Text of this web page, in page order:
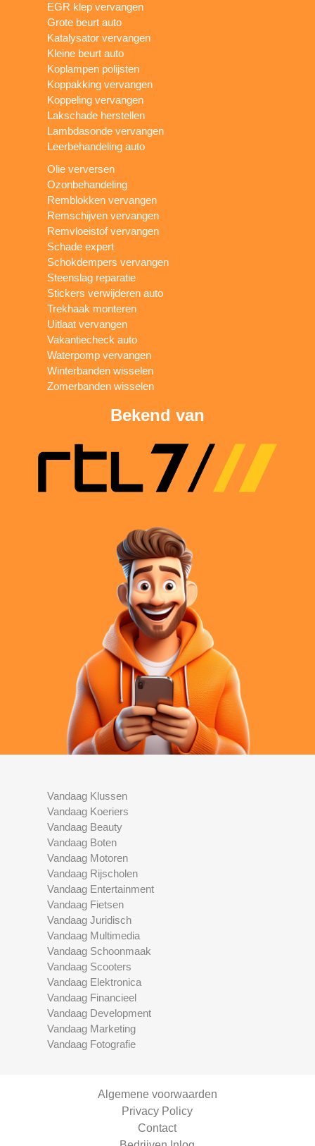
EGR klep vervangen
Grote beurt auto
Katalysator vervangen
Kleine beurt auto
Koplampen polijsten
Koppakking vervangen
Koppeling vervangen
Lakschade herstellen
Lambdasonde vervangen
Leerbehandeling auto
Olie verversen
Ozonbehandeling
Remblokken vervangen
Remschijven vervangen
Remvloeistof vervangen
Schade expert
Schokdempers vervangen
Steenslag reparatie
Stickers verwijderen auto
Trekhaak monteren
Uitlaat vervangen
Vakantiecheck auto
Waterpomp vervangen
Winterbanden wisselen
Zomerbanden wisselen
Bekend van
Vandaag Klussen
Vandaag Koeriers
Vandaag Beauty
Vandaag Boten
Vandaag Motoren
Vandaag Rijscholen
Vandaag Entertainment
Vandaag Fietsen
Vandaag Juridisch
Vandaag Multimedia
Vandaag Schoonmaak
Vandaag Scooters
Vandaag Elektronica
Vandaag Financieel
Vandaag Development
Vandaag Marketing
Vandaag Fotografie
Algemene voorwaarden
Privacy Policy
Contact